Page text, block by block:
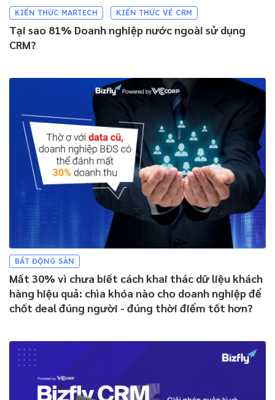
KIẾN THỨC MARTECH KIẾN THỨC VỀ CRM
Tại sao 81% Doanh nghiệp nước ngoài sử dụng
CRM?
BẤT ĐỘNG SẢN
Mất 30% vì chưa biết cách khai thác dữ liệu khách
hàng hiệu quả: chìa khóa nào cho doanh nghiệp để
chốt deal đúng người - đúng thời điểm tốt hơn?